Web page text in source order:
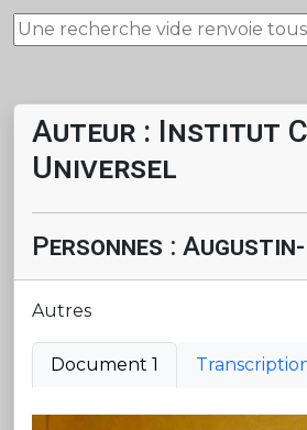
Auteur : Institut
Universel
Personnes :
Autres
Document 1